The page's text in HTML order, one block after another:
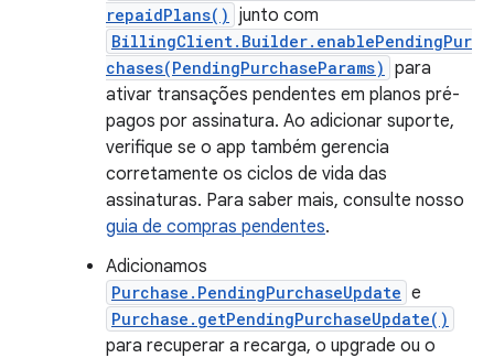
repaidPlans() junto com
BillingClient.Builder.enablePendingPur
chases(PendingPurchaseParams) para
ativar transações pendentes em planos pré-
pagos por assinatura. Ao adicionar suporte,
verifique se o app também gerencia
corretamente os ciclos de vida das
assinaturas. Para saber mais, consulte nosso
guia de compras pendentes.
Adicionamos
Purchase.PendingPurchaseUpdate e
Purchase.getPendingPurchaseUpdate()
para recuperar a recarga, o upgrade ou o